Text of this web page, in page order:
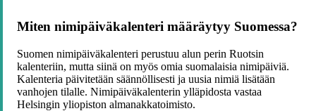
Miten nimipäiväkalenteri määräytyy Suomessa?
Suomen nimipäiväkalenteri perustuu alun perin Ruotsin
kalenteriin, mutta siinä on myös omia suomalaisia nimipäiviä.
Kalenteria päivitetään säännöllisesti ja uusia nimiä lisätään
vanhojen tilalle. Nimipäiväkalenterin ylläpidosta vastaa
Helsingin yliopiston almanakkatoimisto.